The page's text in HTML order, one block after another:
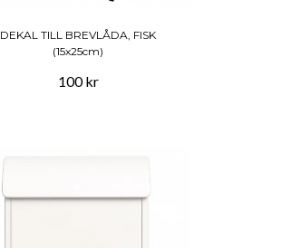
DEKAL TILL BREVLÅDA, FISK
(15x25cm)
100 kr